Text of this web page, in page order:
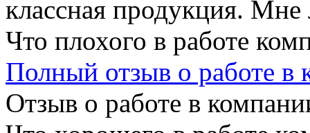
классная продукция.
Что плохого в работе
Полный отзыв о работе в
Отзыв о работе в